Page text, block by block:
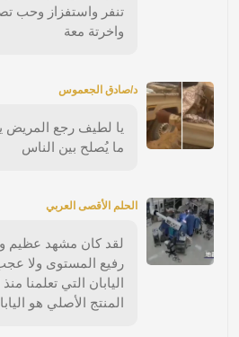
تنفر واستفزاز وحب
واخرتة معة
د/صادق الجعموس
يا لطيف رجع المريض
ما يُصلح بين الناس
الحلم الأقصى العربي
لقد كان مشهد عظيم
رفيع المستوى ولا
اليابان التي تعلمنا
المنتج الأصلي هو